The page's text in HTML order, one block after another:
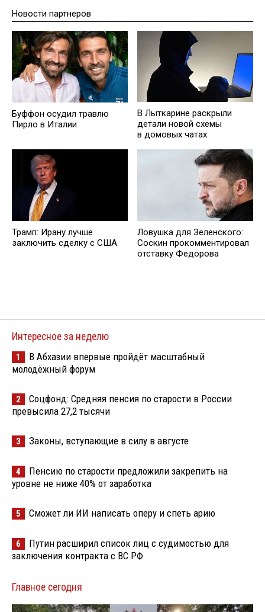
Новости партнеров
Буффон осудил травлю
Пирло в Италии
В Лыткарине раскрыли
детали новой схемы
в домовых чатах
Трамп: Ирану лучше
заключить сделку с США
Ловушка для Зеленского:
Соскин прокомментировал
отставку Федорова
Интересное за неделю
1
В Абхазии впервые пройдёт масштабный
молодёжный форум
2
Соцфонд: Средняя пенсия по старости в России
превысила 27,2 тысячи
3 Законы, вступающие в силу в августе
4
Пенсию по старости предложили закрепить на
уровне не ниже 40% от заработка
5 Сможет ли ИИ написать оперу и спеть арию
6
Путин расширил список лиц с судимостью для
заключения контракта с ВС РФ
Главное сегодня